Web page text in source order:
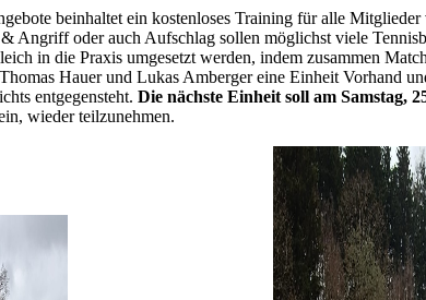
beinhaltet ein kostenloses Training für alle
oder auch Aufschlag sollen möglichst viele
in die Praxis umgesetzt werden, indem zusammen
Hauer und Lukas Amberger eine Einheit Vorhand
entgegensteht. Die nächste Einheit soll am Samstag,
wieder teilzunehmen.